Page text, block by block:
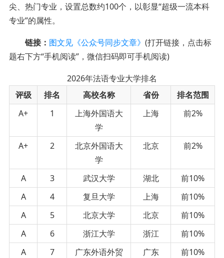
尖、热门专业，设置总数约100个，以彰显“超级一流本科
专业”的属性。
链接： 图文见《公众号同步文章》 (打开链接，点击标
题右下方“手机阅读”，微信扫码即可手机阅读)
2026年法语专业大学排名
评级
排名 高校名称 省份
排名范围
A+
1
上海外国语大
学
上海 前2%
A+ 2
北京外国语大
学
北京 前2%
A 3 武汉大学 湖北
前10%
A
4 复旦大学 上海
前10%
A
5 北京大学 北京
前10%
A
6 浙江大学 浙江
前10%
A
7
广东外语外贸
广东 前10%